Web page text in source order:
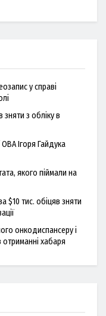
у справі
з обліку в
ОВА Ігоря Гайдука
якого піймали на
$10 тис. обіцяв зняти
онкодиспансеру і
хабаря